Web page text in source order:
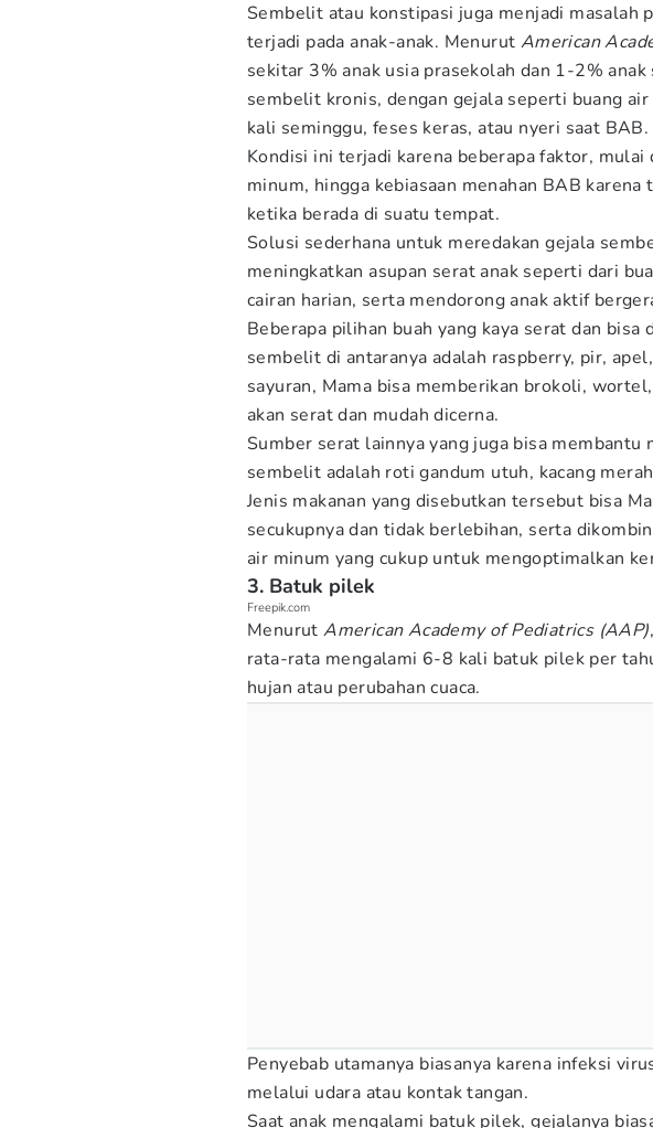
Sembelit atau konstipasi juga menjadi masalah
terjadi pada anak-anak. Menurut American
sekitar 3% anak usia prasekolah dan 1-2%
sembelit kronis, dengan gejala seperti buang
kali seminggu, feses keras, atau nyeri saat BAB.
Kondisi ini terjadi karena beberapa faktor, mulai
minum, hingga kebiasaan menahan BAB karena
ketika berada di suatu tempat.
Solusi sederhana untuk meredakan gejala
meningkatkan asupan serat anak seperti dari
cairan harian, serta mendorong anak aktif
Beberapa pilihan buah yang kaya serat dan bisa
sembelit di antaranya adalah raspberry, pir,
sayuran, Mama bisa memberikan brokoli,
akan serat dan mudah dicerna.
Sumber serat lainnya yang juga bisa membantu
sembelit adalah roti gandum utuh, kacang
Jenis makanan yang disebutkan tersebut bisa
secukupnya dan tidak berlebihan, serta
air minum yang cukup untuk mengoptimalkan
3. Batuk pilek
Freepik.com
MenurutAmerican Academy of Pediatrics (AAP)
rata-rata mengalami 6-8 kali batuk pilek per
hujan atau perubahan cuaca.
Penyebab utamanya biasanya karena infeksi
melalui udara atau kontak tangan.
Saat anak mengalami batuk pilek, gejalanya